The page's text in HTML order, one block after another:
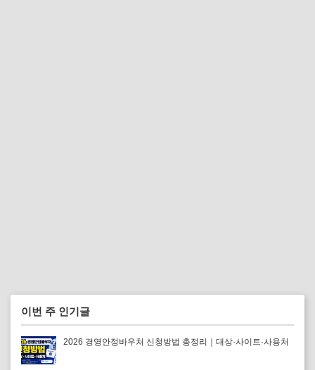
이번 주 인기글
2026 경영안정바우처 신청방법 총정리｜대상·사이트·사용처